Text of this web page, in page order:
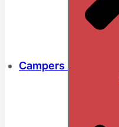
Campers